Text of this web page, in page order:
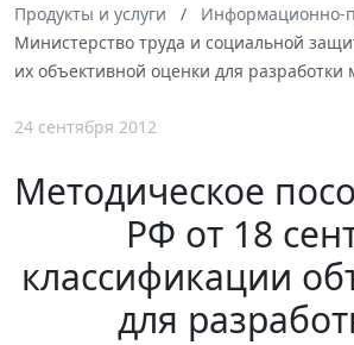
Продукты и услуги Информационно-
Министерство труда и социальной
их объективной оценки для
24 сентября 2012
Методическое
РФ от 18
классификации
для